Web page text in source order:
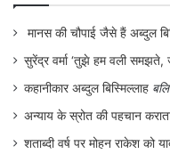
मानस की चौपाई जैसे हैं अब्दुल
सुरेंद्र वर्मा ‘तुझे हम वली समझते,
कहानीकार अब्दुल बिस्मिल्लाह
अन्याय के स्रोत की पहचान
शताब्दी वर्ष पर मोहन राकेश को